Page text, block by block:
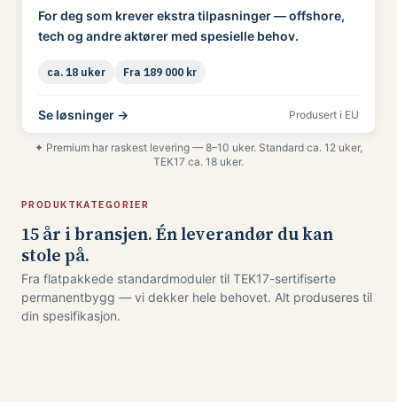
For deg som krever ekstra tilpasninger — offshore,
tech og andre aktører med spesielle behov.
ca. 18 uker Fra 189 000 kr
Se løsninger → Produsert i EU
✦ Premium har raskest levering — 8–10 uker. Standard ca. 12 uker,
TEK17 ca. 18 uker.
PRODUKTKATEGORIER
15 år i bransjen. Én leverandør du kan
stole på.
Fra flatpakkede standardmoduler til TEK17-sertifiserte
permanentbygg — vi dekker hele behovet. Alt produseres til
din spesifikasjon.